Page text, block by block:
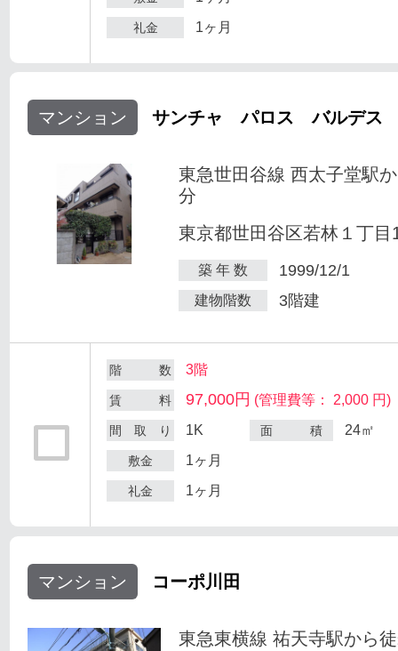
礼金 1ヶ月
マンション サンチャ パロス バルデス
東急世田谷線 西太子堂駅
分
東京都世田谷区若林１丁目
築 年 数 1999/12/1
建物階数 3階建
階 数 3階
賃 料 97,000円 (管理費等： 2,000 円)
間 取 り 1K 面 積 24㎡
敷金 1ヶ月
礼金 1ヶ月
マンション コーポ川田
東急東横線 祐天寺駅から